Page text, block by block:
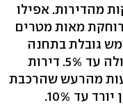
מהדירות. אפילו
מאות מטרים
גובלת בתחנה
ולא סובלת ממפגעי רעש, ערכה עולה עד 5%. דירות
מהרעש שהרכבת
עד 10%.